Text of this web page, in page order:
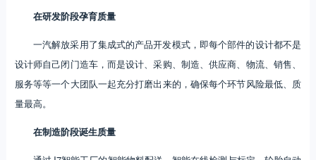
在研发阶段孕育质量
一汽解放采用了集成式的产品开发模式，即每个部件的设计都不是
设计师自己闭门造车，而是设计、采购、制造、供应商、物流、销售、
服务等等一个大团队一起充分打磨出来的，确保每个环节风险最低、质
量最高。
在制造阶段诞生质量